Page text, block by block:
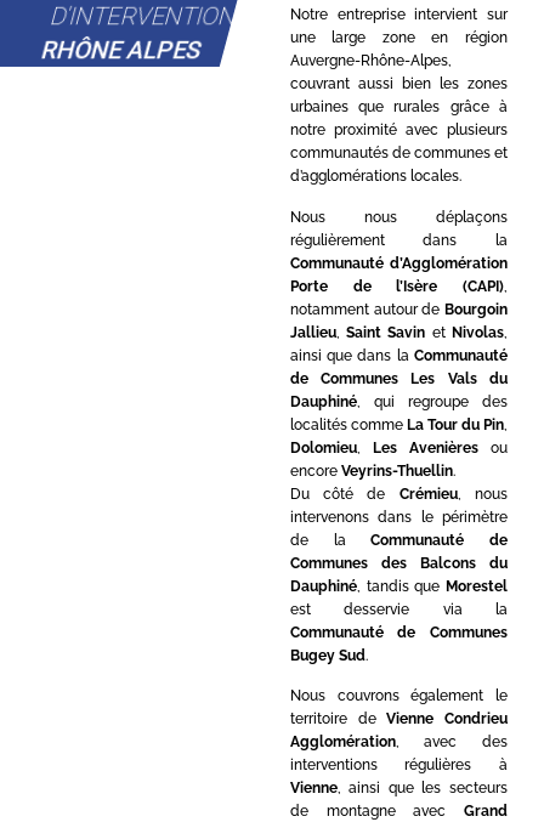
D'INTERVENTION
RHÔNE ALPES
Notre entreprise intervient sur
une large zone en région
Auvergne-Rhône-Alpes,
couvrant aussi bien les zones
urbaines que rurales grâce à
notre proximité avec plusieurs
communautés de communes et
d’agglomérations locales.
Nous nous déplaçons
régulièrement dans la
Communauté d’Agglomération
Porte de l’Isère (CAPI)
notamment autour de Bourgoin
Jallieu,Saint Savin et Nivolas
ainsi que dans la Communauté
de Communes Les Vals du
Dauphiné, qui regroupe des
localités comme La Tour du Pin
Dolomieu, Les Avenièresou
encore Veyrins-Thuellin.
Du côté de Crémieu, nous
intervenons dans le périmètre
de laCommunauté de
Communes des Balcons du
Dauphiné, tandis que Morestel
est desservie via la
Communauté de Communes
Bugey Sud.
Nous couvrons également le
territoire deVienne Condrieu
Agglomération, avec des
interventions régulières à
Vienne, ainsi que les secteurs
de montagne avec Grand